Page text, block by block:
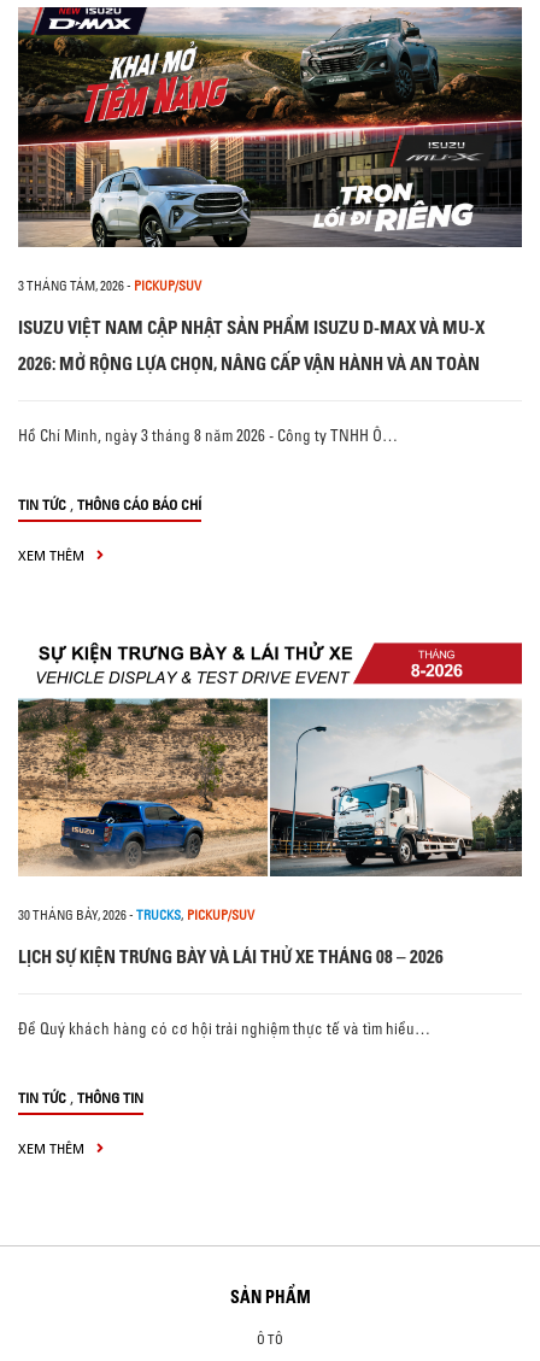
3 THÁNG TÁM, 2026- PICKUP/SUV
ISUZU VIỆT NAM CẬP NHẬT SẢN PHẨM ISUZU D-MAX VÀ MU-X
2026: MỞ RỘNG LỰA CHỌN, NÂNG CẤP VẬN HÀNH VÀ AN TOÀN
Hồ Chí Minh, ngày 3 tháng 8 năm 2026 - Công ty TNHH Ô…
TIN TỨC , THÔNG CÁO BÁO CHÍ
XEM THÊM
30 THÁNG BẢY, 2026- TRUCKS, PICKUP/SUV
LỊCH SỰ KIỆN TRƯNG BÀY VÀ LÁI THỬ XE THÁNG 08 – 2026
Để Quý khách hàng có cơ hội trải nghiệm thực tế và tìm hiểu…
TIN TỨC , THÔNG TIN
XEM THÊM
SẢN PHẨM
Ô TÔ